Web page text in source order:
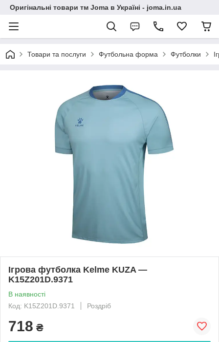
Оригінальні товари тм Joma в Україні - joma.in.ua
Товари та послуги Футбольна форма Футболки
Ігрова футболка Kelme KUZA —
K15Z201D.9371
В наявності
Код: K15Z201D.9371
Роздріб
718 ₴